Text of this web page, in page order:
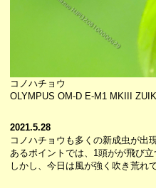
コノハチョウ
OLYMPUS OM-D E-M1 MKIII
2021.5.28
コノハチョウも多くの新成虫が出
あるポイントでは、1頭がが飛び
しかし、今日は風が強く吹き荒れ